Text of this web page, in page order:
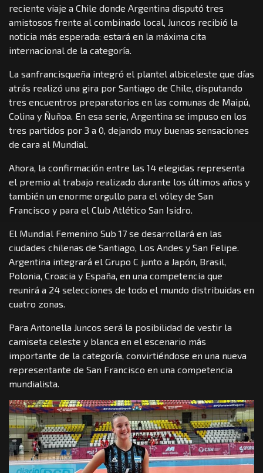
reciente viaje a Chile donde Argentina disputó tres
amistosos frente al combinado local, Juncos recibió la
noticia más esperada: estará en la máxima cita
internacional de la categoría.
La sanfrancisqueña integró el plantel albiceleste que días
atrás realizó una gira por Santiago de Chile, disputando
tres encuentros preparatorios en las comunas de Maipú,
Colina y Ñuñoa. En esa serie, Argentina se impuso en los
tres partidos por 3 a 0, dejando muy buenas sensaciones
de cara al Mundial.
Ahora, la confirmación entre las 14 elegidas representa
el premio al trabajo realizado durante los últimos años y
también un enorme orgullo para el vóley de San
Francisco y para el Club Atlético San Isidro.
El Mundial Femenino Sub 17 se desarrollará en las
ciudades chilenas de Santiago, Los Andes y San Felipe.
Argentina integrará el Grupo C junto a Japón, Brasil,
Polonia, Croacia y España, en una competencia que
reunirá a 24 selecciones de todo el mundo distribuidas en
cuatro zonas.
Para Antonella Juncos será la posibilidad de vestir la
camiseta celeste y blanca en el escenario más
importante de la categoría, convirtiéndose en una nueva
representante de San Francisco en una competencia
mundialista.